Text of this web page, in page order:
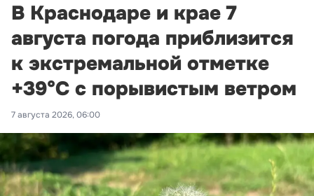
В Краснодаре и крае 7
августа погода приблизится
к экстремальной отметке
+39°С с порывистым ветром
7 августа 2026, 06:00